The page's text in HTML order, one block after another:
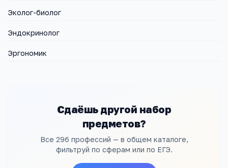
Эколог-биолог
Эндокринолог
Эргономик
Сдаёшь другой набор
предметов?
Все 296 профессий — в общем каталоге,
фильтруй по сферам или по ЕГЭ.